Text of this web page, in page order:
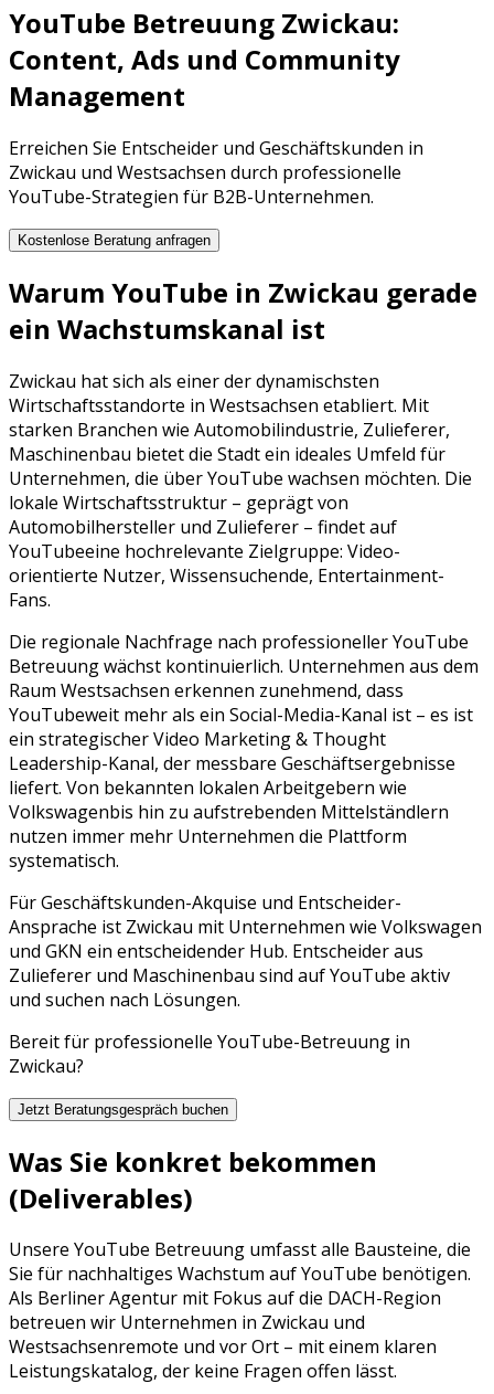
YouTube Betreuung Zwickau:
Content, Ads und Community
Management
Erreichen Sie Entscheider und Geschäftskunden in
Zwickau und Westsachsen durch professionelle
YouTube-Strategien für B2B-Unternehmen.
Kostenlose Beratung anfragen
Warum YouTube in Zwickau gerade
ein Wachstumskanal ist
Zwickau hat sich als einer der dynamischsten
Wirtschaftsstandorte in Westsachsen etabliert. Mit
starken Branchen wie Automobilindustrie, Zulieferer,
Maschinenbau bietet die Stadt ein ideales Umfeld für
Unternehmen, die überYouTube wachsen möchten. Die
lokale Wirtschaftsstruktur – geprägt von
Automobilhersteller und Zulieferer – findet auf
YouTubeeine hochrelevante Zielgruppe: Video-
orientierte Nutzer, Wissensuchende, Entertainment-
Fans.
Die regionale Nachfrage nach professionellerYouTube
Betreuungwächst kontinuierlich. Unternehmen aus dem
Raum Westsachsen erkennen zunehmend, dass
YouTubeweit mehr als ein Social-Media-Kanal ist – es ist
ein strategischerVideo Marketing & Thought
Leadership-Kanal, der messbare Geschäftsergebnisse
liefert. Von bekannten lokalen Arbeitgebern wie
Volkswagenbis hin zu aufstrebenden Mittelständlern
nutzen immer mehr Unternehmen die Plattform
systematisch.
Für Geschäftskunden-Akquise und Entscheider-
Ansprache ist Zwickau mit Unternehmen wie Volkswagen
und GKN ein entscheidender Hub. Entscheider aus
Zulieferer und Maschinenbau sind auf YouTube aktiv
und suchen nach Lösungen.
Bereit für professionelle YouTube-Betreuung in
Zwickau?
Jetzt Beratungsgespräch buchen
Was Sie konkret bekommen
(Deliverables)
Unsere YouTube Betreuung umfasst alle Bausteine, die
Sie für nachhaltiges Wachstum aufYouTube benötigen.
Als Berliner Agentur mit Fokus auf die DACH-Region
betreuen wir Unternehmen in Zwickau und
Westsachsenremote und vor Ort – mit einem klaren
Leistungskatalog, der keine Fragen offen lässt.